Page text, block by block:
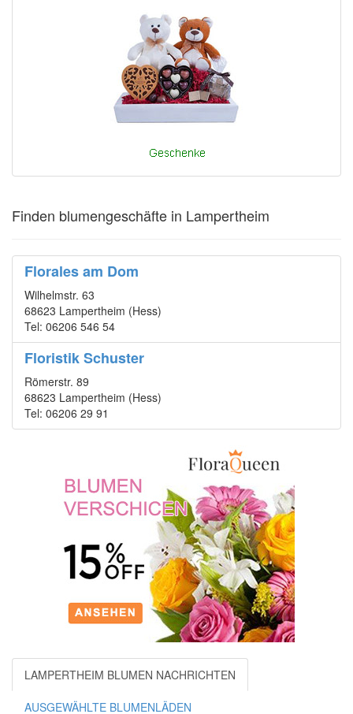
Finden blumengeschäfte in Lampertheim
Florales am Dom
Wilhelmstr. 63
68623 Lampertheim (Hess)
Tel: 06206 546 54
Floristik Schuster
Römerstr. 89
68623 Lampertheim (Hess)
Tel: 06206 29 91
LAMPERTHEIM BLUMEN NACHRICHTEN
AUSGEWÄHLTE BLUMENLÄDEN